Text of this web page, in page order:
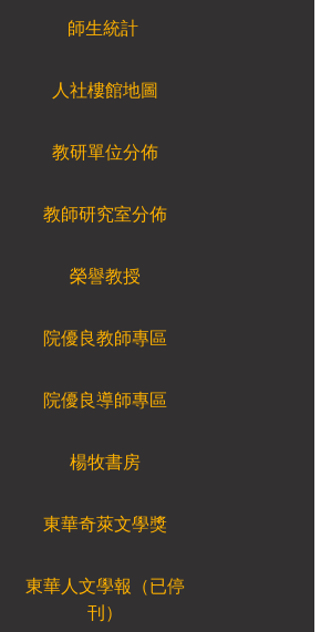
師生統計
人社樓館地圖
教研單位分佈
教師研究室分佈
榮譽教授
院優良教師專區
院優良導師專區
楊牧書房
東華奇萊文學獎
東華人文學報（已停
刊）